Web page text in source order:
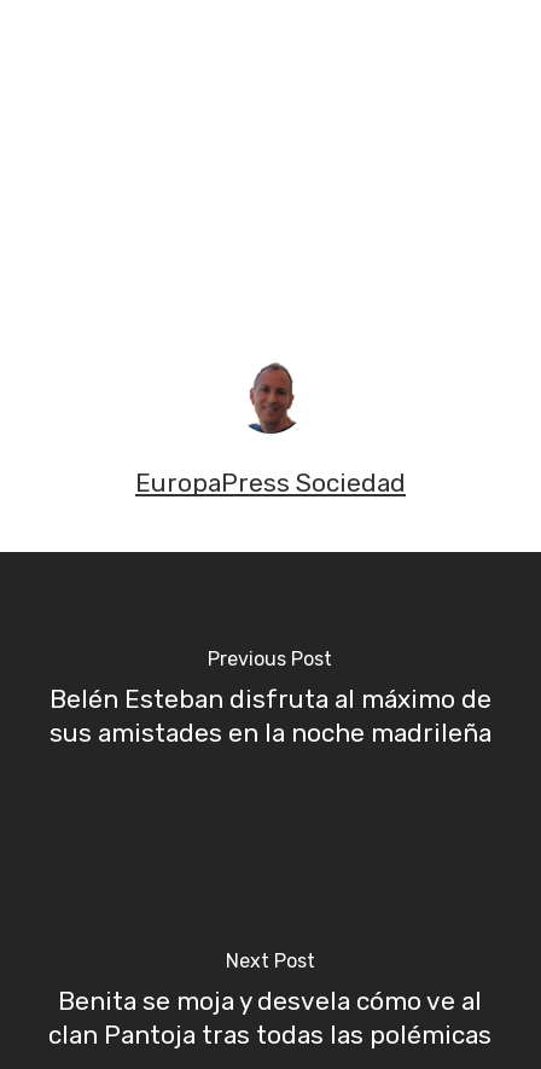
EuropaPress Sociedad
Previous Post
Belén Esteban disfruta al máximo de
sus amistades en la noche madrileña
Next Post
Benita se moja y desvela cómo ve al
clan Pantoja tras todas las polémicas